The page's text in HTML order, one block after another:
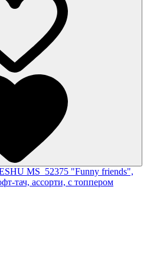
MS_52375 "Funny friends",
тач, ассорти, с топпером